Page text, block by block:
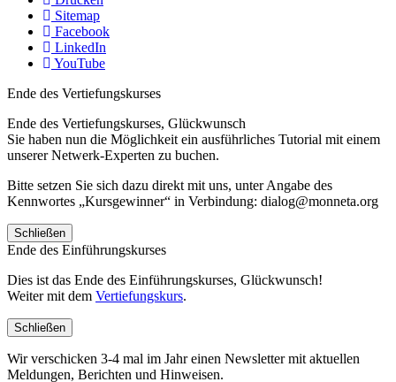
Sitemap
Facebook
LinkedIn
YouTube
Ende des Vertiefungskurses
Ende des Vertiefungskurses, Glückwunsch
Sie haben nun die Möglichkeit ein ausführliches Tutorial mit einem
unserer Netwerk-Experten zu buchen.
Bitte setzen Sie sich dazu direkt mit uns, unter Angabe des
Kennwortes „Kursgewinner“ in Verbindung: dialog@monneta.org
Schließen
Ende des Einführungskurses
Dies ist das Ende des Einführungskurses, Glückwunsch!
Weiter mit dem Vertiefungskurs.
Schließen
Wir verschicken 3-4 mal im Jahr einen Newsletter mit aktuellen
Meldungen, Berichten und Hinweisen.